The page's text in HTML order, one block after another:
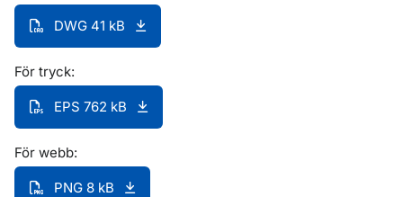
DWG 41 kB
För tryck:
EPS 762 kB
För webb:
PNG 8 kB